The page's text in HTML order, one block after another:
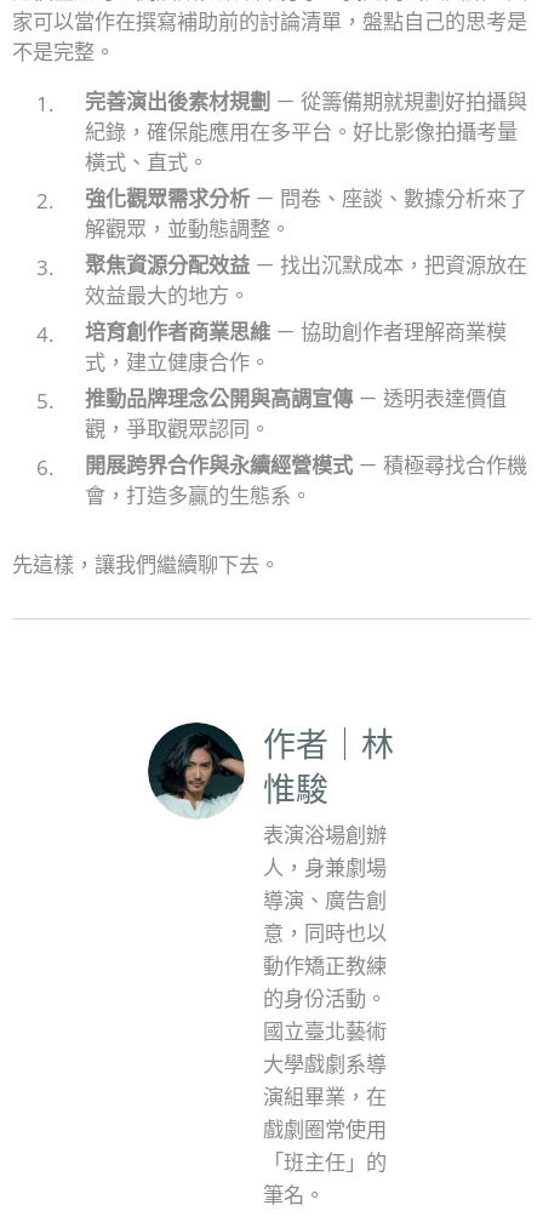
家可以當作在撰寫補助前的討論清單，盤點自己的思考是
不是完整。
完善演出後素材規劃 － 從籌備期就規劃好拍攝與
紀錄，確保能應用在多平台。好比影像拍攝考量
橫式、直式。
強化觀眾需求分析 － 問卷、座談、數據分析來了
解觀眾，並動態調整。
聚焦資源分配效益 － 找出沉默成本，把資源放在
效益最大的地方。
培育創作者商業思維 － 協助創作者理解商業模
式，建立健康合作。
推動品牌理念公開與高調宣傳 － 透明表達價值
觀，爭取觀眾認同。
開展跨界合作與永續經營模式－ 積極尋找合作機
會，打造多贏的生態系。
先這樣，讓我們繼續聊下去。
作者｜林
惟駿
表演浴場創辦
人，身兼劇場
導演、廣告創
意，同時也以
動作矯正教練
的身份活動。
國立臺北藝術
大學戲劇系導
演組畢業，在
戲劇圈常使用
「班主任」的
筆名。